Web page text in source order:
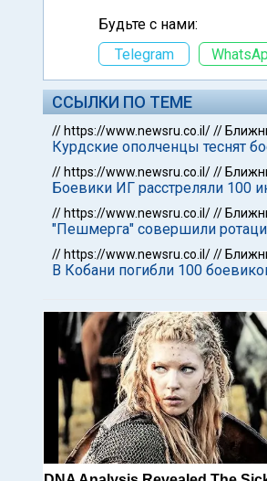
Будьте с нами:
Telegram
ССЫЛКИ ПО ТЕМЕ
// https://www.newsru.co.il///
Курдские ополченцы теснят
// https://www.newsru.co.il///
Боевики ИГ расстреляли 100
// https://www.newsru.co.il///
"Пешмерга" совершили
// https://www.newsru.co.il///
В Кобани погибли 100